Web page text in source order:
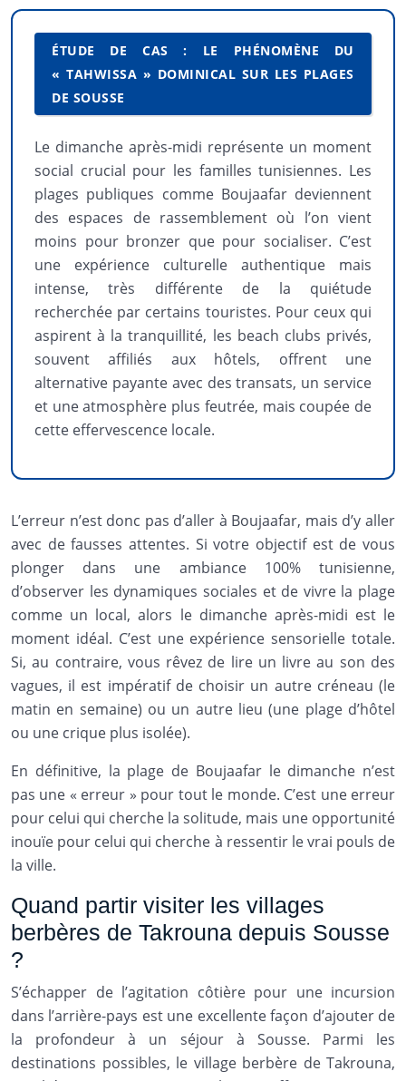
ÉTUDE DE CAS : LE PHÉNOMÈNE DU
« TAHWISSA » DOMINICAL SUR LES PLAGES
DE SOUSSE
Le dimanche après-midi représente un moment
social crucial pour les familles tunisiennes. Les
plages publiques comme Boujaafar deviennent
des espaces de rassemblement où l’on vient
moins pour bronzer que pour socialiser. C’est
une expérience culturelle authentique mais
intense, très différente de la quiétude
recherchée par certains touristes. Pour ceux qui
aspirent à la tranquillité, les beach clubs privés,
souvent affiliés aux hôtels, offrent une
alternative payante avec des transats, un service
et une atmosphère plus feutrée, mais coupée de
cette effervescence locale.
L’erreur n’est donc pas d’aller à Boujaafar, mais d’y aller
avec de fausses attentes. Si votre objectif est de vous
plonger dans une ambiance 100% tunisienne,
d’observer les dynamiques sociales et de vivre la plage
comme un local, alors le dimanche après-midi est le
moment idéal. C’est une expérience sensorielle totale.
Si, au contraire, vous rêvez de lire un livre au son des
vagues, il est impératif de choisir un autre créneau (le
matin en semaine) ou un autre lieu (une plage d’hôtel
ou une crique plus isolée).
En définitive, la plage de Boujaafar le dimanche n’est
pas une « erreur » pour tout le monde. C’est une erreur
pour celui qui cherche la solitude, mais une opportunité
inouïe pour celui qui cherche à ressentir le vrai pouls de
la ville.
Quand partir visiter les villages
berbères de Takrouna depuis Sousse
?
S’échapper de l’agitation côtière pour une incursion
dans l’arrière-pays est une excellente façon d’ajouter de
la profondeur à un séjour à Sousse. Parmi les
destinations possibles, le village berbère de Takrouna,